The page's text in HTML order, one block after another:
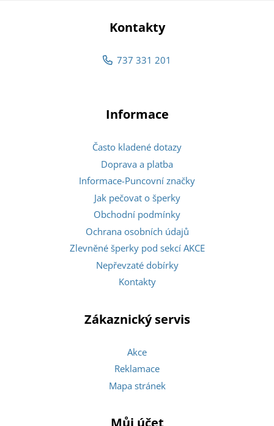
Kontakty
737 331 201
Informace
Často kladené dotazy
Doprava a platba
Informace-Puncovní značky
Jak pečovat o šperky
Obchodní podmínky
Ochrana osobních údajů
Zlevněné šperky pod sekcí AKCE
Nepřevzaté dobírky
Kontakty
Zákaznický servis
Akce
Reklamace
Mapa stránek